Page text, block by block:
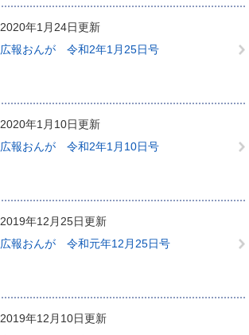
2020年1月24日更新
広報おんが 令和2年1月25日号
2020年1月10日更新
広報おんが 令和2年1月10日号
2019年12月25日更新
広報おんが 令和元年12月25日号
2019年12月10日更新